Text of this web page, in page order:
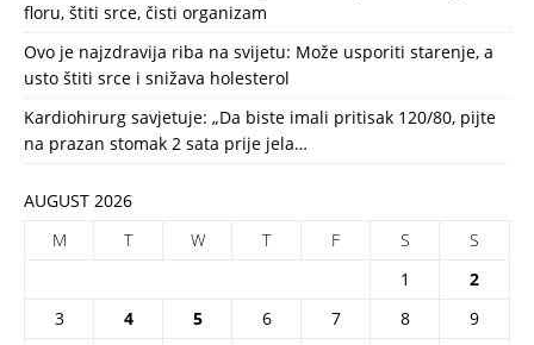
floru, štiti srce, čisti organizam
Ovo je najzdravija riba na svijetu: Može usporiti starenje, a
usto štiti srce i snižava holesterol
Kardiohirurg savjetuje: „Da biste imali pritisak 120/80, pijte
na prazan stomak 2 sata prije jela…
AUGUST 2026
M
T W T F S
S
1
2
3
4 5 6 7 8
9